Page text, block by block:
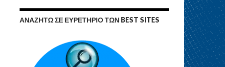
ΑΝΑΖΗΤΏ ΣΕ ΕΥΡΕΤΉΡΙΟ ΤΩΝ BEST SITES